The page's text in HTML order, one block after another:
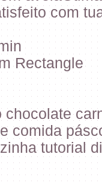
com
Rectangle
chocolate
comida
tutorial